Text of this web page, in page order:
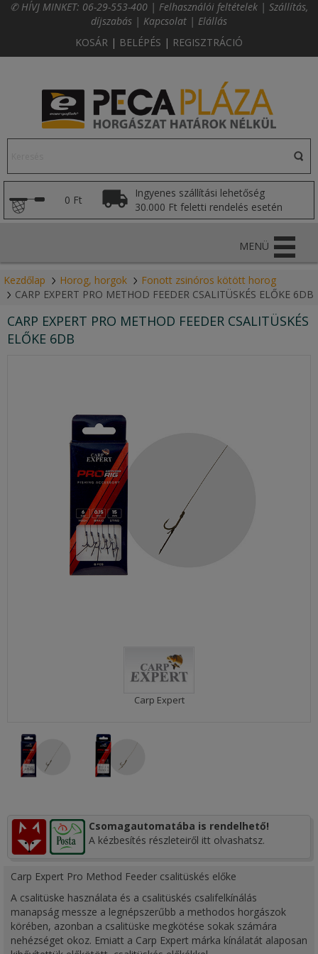
✆ HÍVJ MINKET: 06-29-553-400 | Felhasználói feltételek | Szállítás,
díjszabás | Kapcsolat | Elállás
KOSÁR | BELÉPÉS | REGISZTRÁCIÓ
0 Ft
Ingyenes szállítási lehetőség
30.000 Ft feletti rendelés esetén
MENÜ
Kezdőlap Horog, horgok
Fonott zsinóros kötött horog
CARP EXPERT PRO METHOD FEEDER CSALITÜSKÉS ELŐKE 6DB
CARP EXPERT PRO METHOD FEEDER CSALITÜSKÉS
ELŐKE 6DB
Carp Expert
Csomagautomatába is rendelhető!
A kézbesítés részleteiről itt olvashatsz.
Carp Expert Pro Method Feeder csalitüskés előke
A csalitüske használata és a csalitüskés csalifelkínálás
manapság messze a legnépszerűbb a methodos horgászok
körében, azonban a csalitüske megkötése sokak számára
nehézséget okoz. Emiatt a Carp Expert márka kínálatát alaposan